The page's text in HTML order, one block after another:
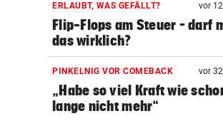
ERLAUBT, WAS GEFÄLLT? vor
Flip-Flops am Steuer – darf
das wirklich?
PINKELNIG VOR COMEBACK vor
„Habe so viel Kraft wie
lange nicht mehr“